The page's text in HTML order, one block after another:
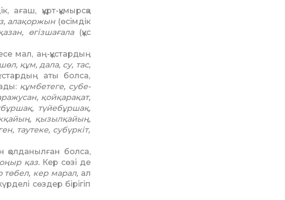
құрт-құмырсқа
алақоржын(өсімдік
өгізшағала(құс
мал, аң-құстардың
құм, дала, су, тас,
аты болса,
құмбетеге, субе­
қойқарақат,
түйебұршақ,
қызылқайың,
таутеке, субүркіт,
қолданылған болса,
қаз. Кер сөзі де
төбел, кер марал, ал
сөздер бі­рігіп